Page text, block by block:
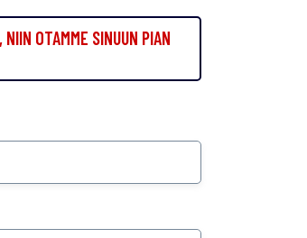
OTAMME SINUUN PIAN